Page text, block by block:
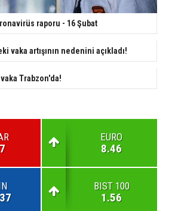
raporu - 16 Şubat
vaka artışının nedenini açıkladı!
Trabzon'da!
EURO
8.46
BIST 100
1.56